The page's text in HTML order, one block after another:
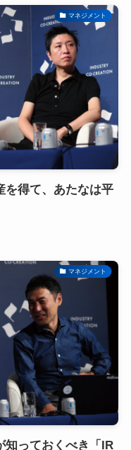
マネジメント
を得て、あたなは平
マネジメント
知っておくべき「IR